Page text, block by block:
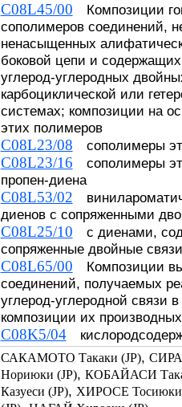
C08L45/00 Композиции
сополимеров соединений,
ненасыщенных
боковой цепи и
углерод-углеродных
карбоциклической или
системах; композиции на
этих полимеров
C08L23/08 сополимеры
C08L23/16 сополимеры
пропен-диена
C08L53/02
диенов с сопряженными
C08L25/10 с диенами,
сопряженные двойные связи
C08L65/00 Композиции
соединений, получаемых
углерод-углеродной связи
композиции их производных
C08K5/04
САКАМОТО Такаки (JP),
Нориюки (JP), КОБАЙАСИ
Казуеси (JP), ХИРОСЕ Тосиюки